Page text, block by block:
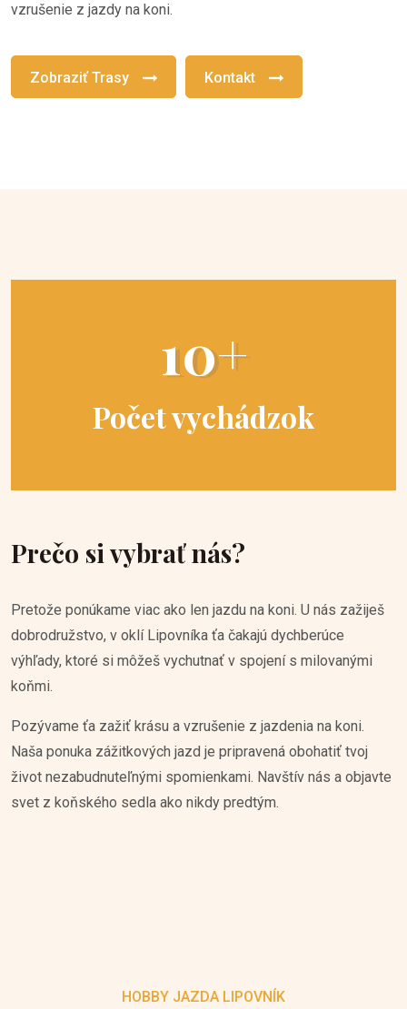
vzrušenie z jazdy na koni.
Zobraziť Trasy Kontakt
10+
Počet vychádzok
Prečo si vybrať nás?
Pretože ponúkame viac ako len jazdu na koni. U nás zažiješ
dobrodružstvo, v oklí Lipovníka ťa čakajú dychberúce
výhľady, ktoré si môžeš vychutnať v spojení s milovanými
koňmi.
Pozývame ťa zažiť krásu a vzrušenie z jazdenia na koni.
Naša ponuka zážitkových jazd je pripravená obohatiť tvoj
život nezabudnuteľnými spomienkami. Navštív nás a objavte
svet z koňského sedla ako nikdy predtým.
HOBBY JAZDA LIPOVNÍK